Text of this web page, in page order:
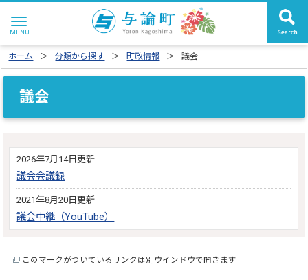
ホーム 分類から探す 町政情報 議会
議会
2026年7月14日更新
議会会議録
2021年8月20日更新
議会中継（YouTube）
このマークがついているリンクは別ウインドウで開きます